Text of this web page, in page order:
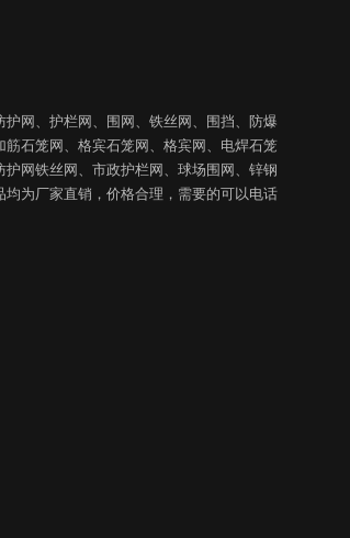
网、护栏网、围网、铁丝网、围挡、防爆
筋石笼网、格宾石笼网、格宾网、电焊石笼
护网铁丝网、市政护栏网、球场围网、锌钢
均为厂家直销，价格合理，需要的可以电话